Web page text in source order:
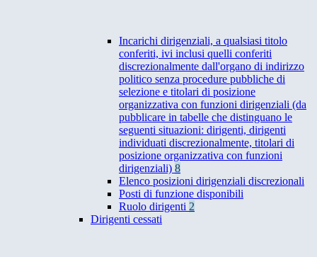
Incarichi dirigenziali, a qualsiasi titolo
conferiti, ivi inclusi quelli conferiti
discrezionalmente dall'organo di indirizzo
politico senza procedure pubbliche di
selezione e titolari di posizione
organizzativa con funzioni dirigenziali (da
pubblicare in tabelle che distinguano le
seguenti situazioni: dirigenti, dirigenti
individuati discrezionalmente, titolari di
posizione organizzativa con funzioni
dirigenziali) 8
Elenco posizioni dirigenziali discrezionali
Posti di funzione disponibili
Ruolo dirigenti 2
Dirigenti cessati